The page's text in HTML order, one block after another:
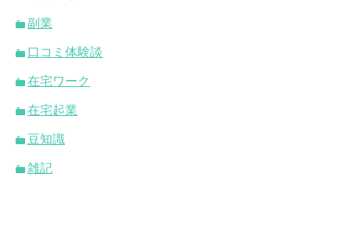
副業
口コミ体験談
在宅ワーク
在宅起業
豆知識
雑記